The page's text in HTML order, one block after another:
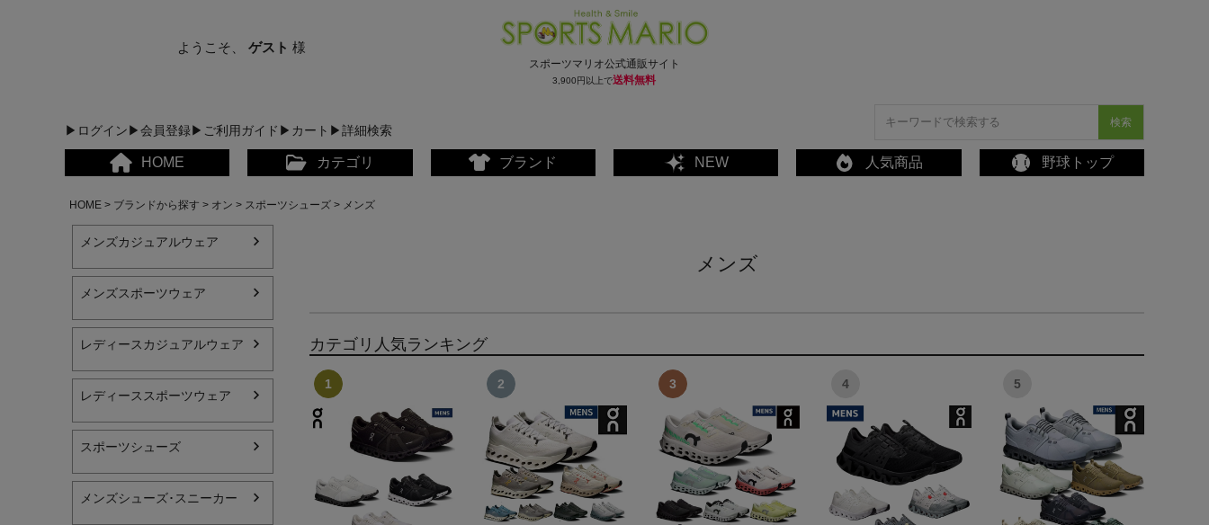
スポーツマリオ公式通販サイト
3,900円以上で送料無料
ようこそ、 ゲスト様
▶ログイン▶会員登録▶ご利用ガイド ▶カート ▶詳細検索
検索
HOME カテゴリ
メンズカジュアルウェア
メンズスポーツウェア
レディーススポーツウェア
スポーツシューズ
メンズシューズ･スニーカー
ブランド NEW 人気商品 野球トップ
HOME ブランドから探す オン スポーツシューズ メンズ
メンズカジュアルウェア
メンズスポーツウェア
レディースカジュアルウェア
レディーススポーツウェア
スポーツシューズ
メンズシューズ･スニーカー
メンズ
カテゴリ人気ランキング